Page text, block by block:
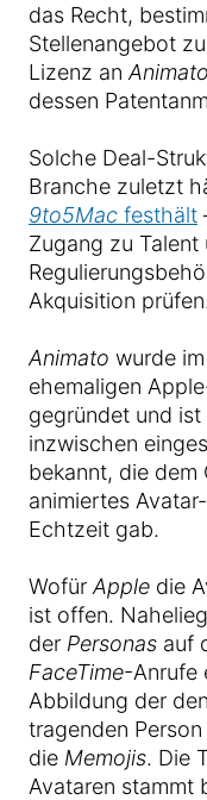
das Recht,
Stellenangebot
Lizenz an
dessen
Solche Deal-
Branche zuletzt
9to5Mac festhält
Zugang zu
Akquisition prüfen.
Animato wurde
ehemaligen
gegründet und
inzwischen
bekannt, die dem
animiertes
Echtzeit gab.
Wofür Apple die
ist offen.
der Personas auf
FaceTime-Anrufe
Abbildung der
tragenden
die Memojis. Die
Avataren stammt